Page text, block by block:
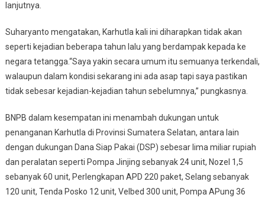
lanjutnya.
Suharyanto mengatakan, Karhutla kali ini diharapkan tidak akan
seperti kejadian beberapa tahun lalu yang berdampak kepada ke
negara tetangga.“Saya yakin secara umum itu semuanya terkendali,
walaupun dalam kondisi sekarang ini ada asap tapi saya pastikan
tidak sebesar kejadian-kejadian tahun sebelumnya,” pungkasnya.
BNPB dalam kesempatan ini menambah dukungan untuk
penanganan Karhutla di Provinsi Sumatera Selatan, antara lain
dengan dukungan Dana Siap Pakai (DSP) sebesar lima miliar rupiah
dan peralatan seperti Pompa Jinjing sebanyak 24 unit, Nozel 1,5
sebanyak 60 unit, Perlengkapan APD 220 paket, Selang sebanyak
120 unit, Tenda Posko 12 unit, Velbed 300 unit, Pompa APung 36